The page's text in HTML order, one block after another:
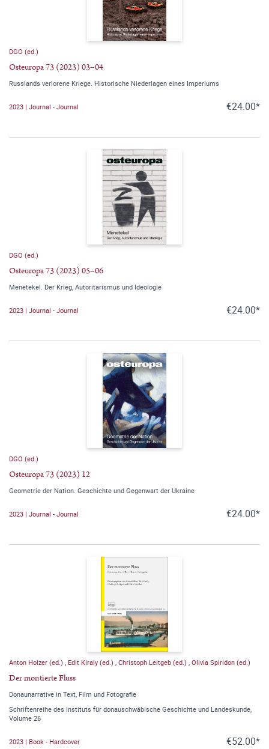
DGO (ed.)
Osteuropa 73 (2023) 03–04
Russlands verlorene Kriege. Historische Niederlagen eines Imperiums
2023 | Journal - Journal €24.00*
DGO (ed.)
Osteuropa 73 (2023) 05–06
Menetekel. Der Krieg, Autoritarismus und Ideologie
2023 | Journal - Journal €24.00*
DGO (ed.)
Osteuropa 73 (2023) 12
Geometrie der Nation. Geschichte und Gegenwart der Ukraine
2023 | Journal - Journal €24.00*
Anton Holzer (ed.) , Edit Kiraly (ed.) , Christoph Leitgeb (ed.) , Olivia Spiridon (ed.)
Der montierte Fluss
Donaunarrative in Text, Film und Fotografie
Schriftenreihe des Instituts für donauschwäbische Geschichte und Landeskunde,
Volume 26
2023 | Book - Hardcover €52.00*